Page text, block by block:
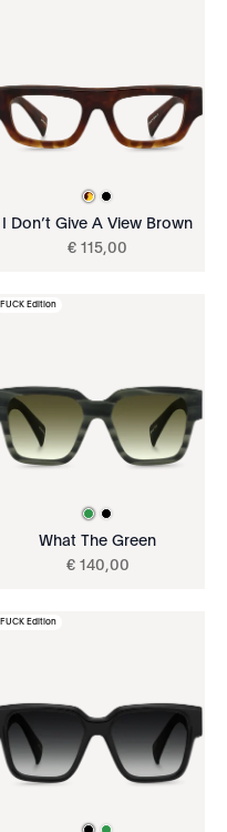
I Don’t Give A View Brown
€ 115,00
FUCK Edition
What The Green
€ 140,00
FUCK Edition